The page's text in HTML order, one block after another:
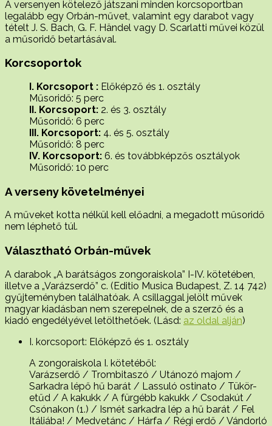
A versenyen kötelező játszani minden korcsoportban
legalább egy Orbán-művet, valamint egy darabot vagy
tételt J. S. Bach, G. F. Händel vagy D. Scarlatti művei közül
a műsoridő betartásával.
Korcsoportok
I. Korcsoport : Előképző és 1. osztály
Műsoridő: 5 perc
II. Korcsoport: 2. és 3. osztály
Műsoridő: 6 perc
III. Korcsoport: 4. és 5. osztály
Műsoridő: 8 perc
IV. Korcsoport: 6. és továbbképzős osztályok
Műsoridő: 10 perc
A verseny követelményei
A műveket kotta nélkül kell előadni, a megadott műsoridő
nem léphető túl.
Választható Orbán-művek
A darabok „A barátságos zongoraiskola” I-IV. kötetében,
illetve a „Varázserdő” c. (Editio Musica Budapest, Z. 14 742)
gyűjteményben találhatóak. A csillaggal jelölt művek
magyar kiadásban nem szerepelnek, de a szerző és a
kiadó engedélyével letölthetőek. (Lásd: az oldal alján)
I. korcsoport: Előképző és 1. osztály
A zongoraiskola I. kötetéből:
Varázserdő / Trombitaszó / Utánozó majom /
Sarkadra lépő hű barát / Lassuló ostinato / Tükör-
etűd / A kakukk / A fürgébb kakukk / Csodakút /
Csónakon (1.) / Ismét sarkadra lép a hű barát / Fel
Itáliába! / Medvetánc / Hárfa / Régi erdő / Vándorló